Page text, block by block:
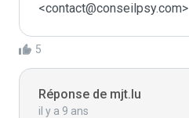
<contact@conseilpsy.com>
5
Réponse de mjt.lu
il y a 9 ans